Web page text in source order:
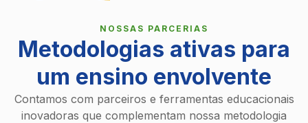
NOSSAS PARCERIAS
Metodologias ativas para
um ensino envolvente
Contamos com parceiros e ferramentas educacionais
inovadoras que complementam nossa metodologia